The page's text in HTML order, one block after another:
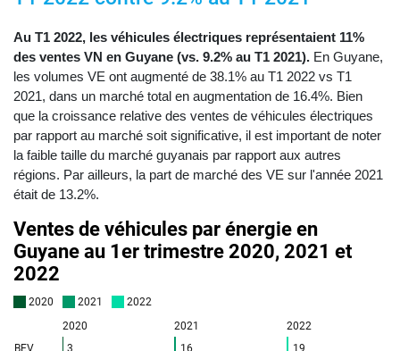
Au T1 2022, les véhicules électriques représentaient 11%
des ventes VN en Guyane (vs. 9.2% au T1 2021). En Guyane,
les volumes VE ont augmenté de 38.1% au T1 2022 vs T1
2021, dans un marché total en augmentation de 16.4%. Bien
que la croissance relative des ventes de véhicules électriques
par rapport au marché soit significative, il est important de noter
la faible taille du marché guyanais par rapport aux autres
régions. Par ailleurs, la part de marché des VE sur l'année 2021
était de 13.2%.